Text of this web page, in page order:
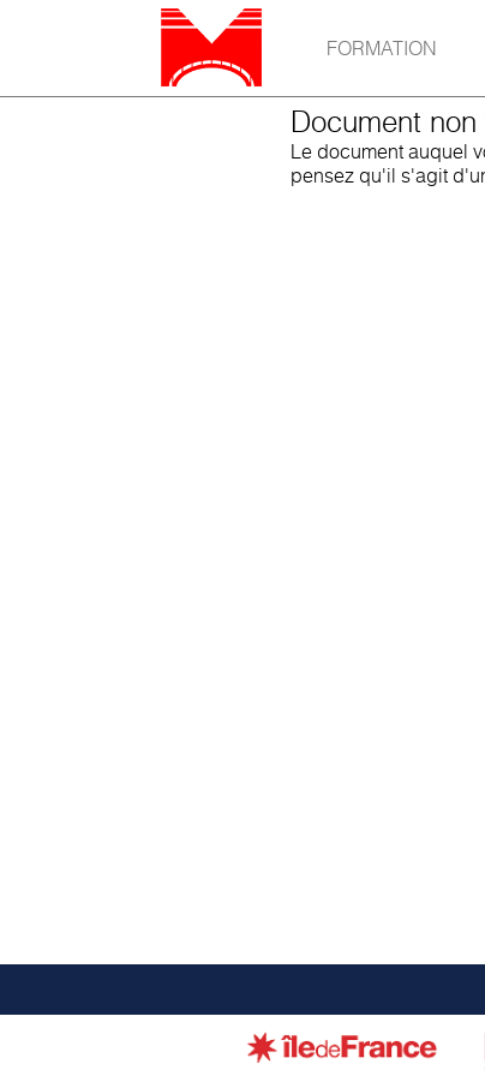
FORMATION
Document
Le document auquel
pensez qu'il s'agit